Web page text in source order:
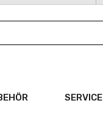
SERVICE